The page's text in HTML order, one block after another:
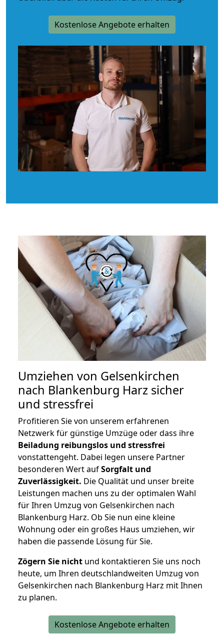
Kostenlose Angebote erhalten
Umziehen von Gelsenkirchen
nach Blankenburg Harz sicher
und stressfrei
Profitieren Sie von unserem erfahrenen
Netzwerk für günstige Umzüge oder dass ihre
Beiladung reibungslos und stressfrei
vonstattengeht. Dabei legen unsere Partner
besonderen Wert aufSorgfalt und
Zuverlässigkeit. Die Qualität und unser breite
Leistungen machen uns zu der optimalen Wahl
für Ihren Umzug von Gelsenkirchen nach
Blankenburg Harz. Ob Sie nun eine kleine
Wohnung oder ein großes Haus umziehen, wir
haben die passende Lösung für Sie.
Zögern Sie nicht und kontaktieren Sie uns noch
heute, um Ihren deutschlandweiten Umzug von
Gelsenkirchen nach Blankenburg Harz mit Ihnen
zu planen.
Kostenlose Angebote erhalten